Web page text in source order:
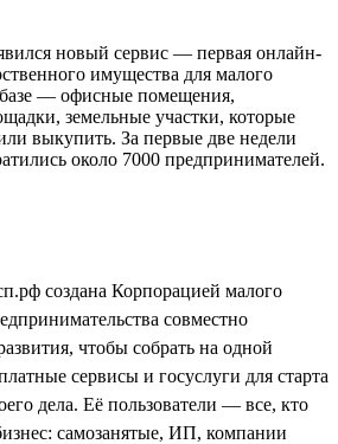
новый сервис — первая онлайн-
имущества для малого
базе — офисные помещения,
земельные участки, которые
выкупить. За первые две недели
около 7000 предпринимателей.
создана Корпорацией малого
совместно
чтобы собрать на одной
сервисы и госуслуги для старта
дела. Её пользователи — все, кто
самозанятые, ИП, компании